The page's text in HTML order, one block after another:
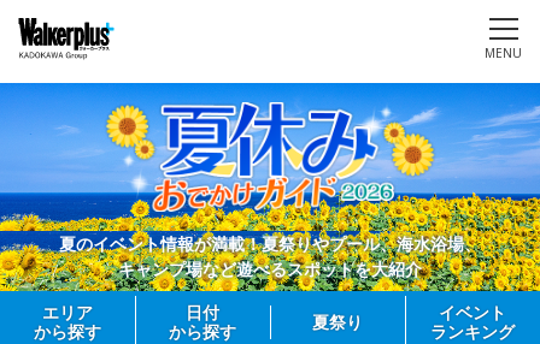
MENU
夏のイベント情報が満載！夏祭りやプール、海水浴場、
キャンプ場など遊べるスポットを大紹介
エリア
から探す
日付
から探す
夏祭り
イベント
ランキング